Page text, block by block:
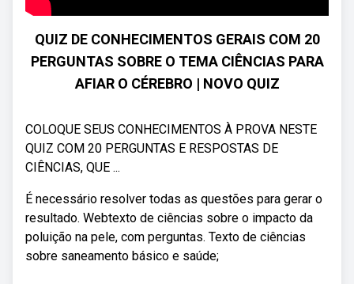
QUIZ DE CONHECIMENTOS GERAIS COM 20
PERGUNTAS SOBRE O TEMA CIÊNCIAS PARA
AFIAR O CÉREBRO | NOVO QUIZ
COLOQUE SEUS CONHECIMENTOS À PROVA NESTE
QUIZ COM 20 PERGUNTAS E RESPOSTAS DE
CIÊNCIAS, QUE ...
É necessário resolver todas as questões para gerar o
resultado. Webtexto de ciências sobre o impacto da
poluição na pele, com perguntas. Texto de ciências
sobre saneamento básico e saúde;